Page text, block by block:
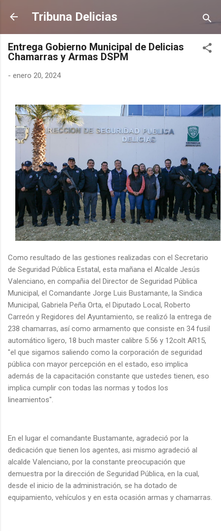
Ir al contenido principal
Tribuna Delicias
Entrega Gobierno Municipal de Delicias
Chamarras y Armas DSPM
- enero 20, 2024
Como resultado de las gestiones realizadas con el Secretario
de Seguridad Pública Estatal, esta mañana el Alcalde Jesús
Valenciano, en compañia del Director de Seguridad Pública
Municipal, el Comandante Jorge Luis Bustamante, la Sindica
Municipal, Gabriela Peña Orta, el Diputado Local, Roberto
Carreón y Regidores del Ayuntamiento, se realizó la entrega de
238 chamarras, así como armamento que consiste en 34 fusil
automático ligero, 18 buch master calibre 5.56 y 12colt AR15,
"el que sigamos saliendo como la corporación de seguridad
pública con mayor percepción en el estado, eso implica
además de la capacitación constante que ustedes tienen, eso
implica cumplir con todas las normas y todos los
lineamientos".
En el lugar el comandante Bustamante, agradeció por la
dedicación que tienen los agentes, asi mismo agradeció al
alcalde Valenciano, por la constante preocupación que
demuestra por la dirección de Seguridad Pública, en la cual,
desde el inicio de la administración, se ha dotado de
equipamiento, vehículos y en esta ocasión armas y chamarras.